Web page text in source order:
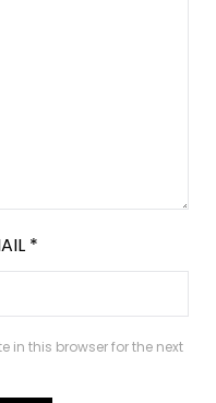
*
in this browser for the next